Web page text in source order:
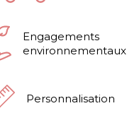
Engagements
environnementaux
Personnalisation